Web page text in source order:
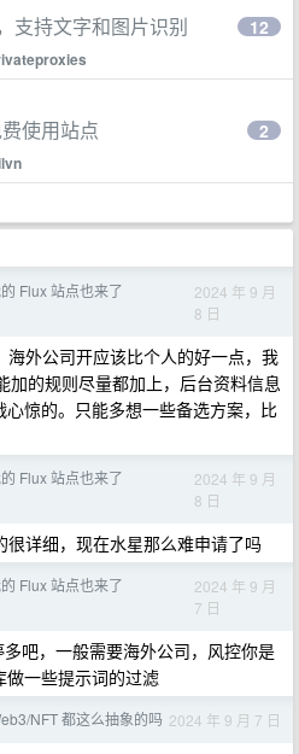
支持文字和图片识别 12
使用站点 2
Flux 站点也来了
2024 年 9 月
8 日
海外公司开应该比个人的好一点，我
加的规则尽量都加上，后台资料信息
惊的。只能多想一些备选方案，比
Flux 站点也来了
2024 年 9 月
8 日
很详细，现在水星那么难申请了吗
Flux 站点也来了
2024 年 9 月
7 日
吧，一般需要海外公司，风控你是
一些提示词的过滤
NFT 都这么抽象的吗 2024 年 9 月 7 日